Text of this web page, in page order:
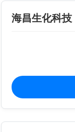
海昌生化科技